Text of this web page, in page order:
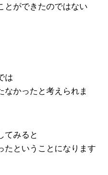
とができたのではない
は
なかったと考えられま
てみると
たということになります